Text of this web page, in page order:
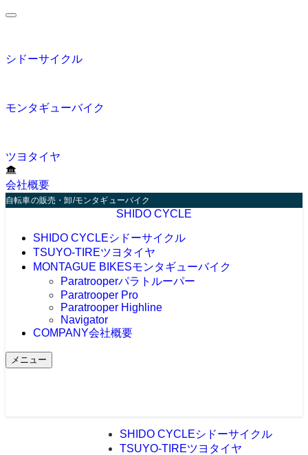
シドーサイクル
モンタギューバイク
ツヨタイヤ
会社概要
自転車の販売・卸/モンタギューバイク（パラトルーパー）の販売
SHIDO CYCLE
SHIDO CYCLEシドーサイクル
TSUYO-TIREツヨタイヤ
MONTAGUE BIKESモンタギューバイク
Paratrooperパラトルーパー
Paratrooper Pro
Paratrooper Highline
Navigator
COMPANY会社概要
メニュー
SHIDO CYCLEシドーサイクル
TSUYO-TIREツヨタイヤ